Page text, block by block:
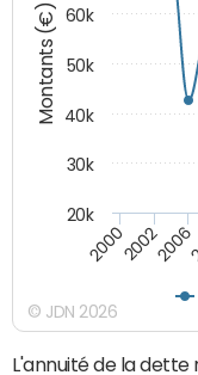
Montants (€)
200020022006
20k
30k
40k
50k
60k
© JDN 2026
L'annuité de la